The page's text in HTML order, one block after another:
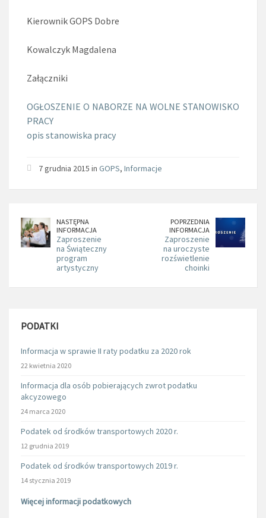
Kierownik GOPS Dobre
Kowalczyk Magdalena
Załączniki
OGŁOSZENIE O NABORZE NA WOLNE STANOWISKO
PRACY
opis stanowiska pracy
7 grudnia 2015 in GOPS, Informacje
NASTĘPNA
INFORMACJA
Zaproszenie
na Świąteczny
program
artystyczny
POPRZEDNIA
INFORMACJA
Zaproszenie
na uroczyste
rozświetlenie
choinki
PODATKI
Informacja w sprawie II raty podatku za 2020 rok
22 kwietnia 2020
Informacja dla osób pobierających zwrot podatku
akcyzowego
24 marca 2020
Podatek od środków transportowych 2020 r.
12 grudnia 2019
Podatek od środków transportowych 2019 r.
14 stycznia 2019
Więcej informacji podatkowych